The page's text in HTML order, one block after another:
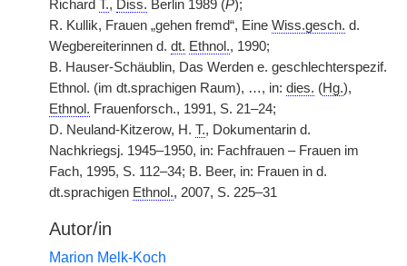
Richard T., Diss. Berlin 1989 (P);
R. Kullik, Frauen „gehen fremd“, Eine Wiss.gesch. d.
Wegbereiterinnen d. dt. Ethnol., 1990;
B. Hauser-Schäublin, Das Werden e. geschlechterspezif.
Ethnol. (im dt.sprachigen Raum), …, in: dies. (Hg.),
Ethnol. Frauenforsch., 1991, S. 21–24;
D. Neuland-Kitzerow, H. T., Dokumentarin d.
Nachkriegsj. 1945–1950, in: Fachfrauen – Frauen im
Fach, 1995, S. 112–34; B. Beer, in: Frauen in d.
dt.sprachigen Ethnol., 2007, S. 225–31
Autor/in
Marion Melk-Koch